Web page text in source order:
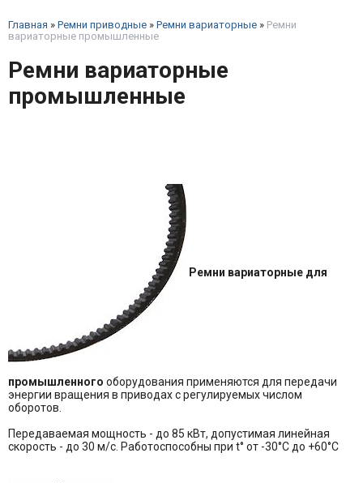
Главная » Ремни приводные » Ремни вариаторные » Ремни
вариаторные промышленные
Ремни вариаторные
промышленные
Ремни вариаторные для
промышленного оборудования применяются для передачи
энергии вращения в приводах с регулируемых числом
оборотов.
Передаваемая мощность - до 85 кВт, допустимая линейная
скорость - до 30 м/c. Работоспособны при t° от -30°C до +60°C